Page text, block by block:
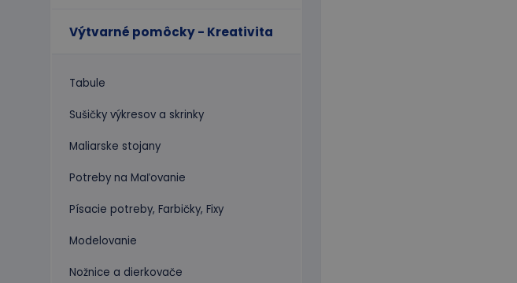
Výtvarné pomôcky - Kreativita
Tabule
Sušičky výkresov a skrinky
Maliarske stojany
Potreby na Maľovanie
Písacie potreby, Farbičky, Fixy
Modelovanie
Nožnice a dierkovače